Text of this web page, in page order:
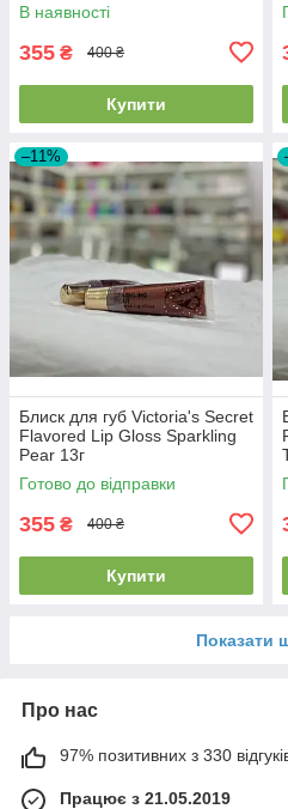
В наявності
355 ₴ 400 ₴
Купити
–11%
Блиск для губ Victoria's Secret
Flavored Lip Gloss Sparkling
Pear 13г
Готово до відправки
355 ₴ 400 ₴
Купити
Показати
Про нас
97% позитивних з 330
Працює з 21.05.2019